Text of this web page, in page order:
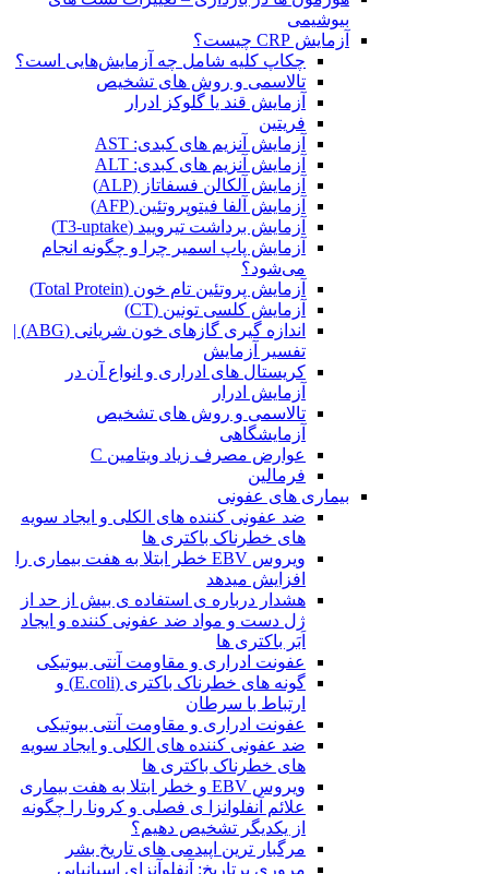
بیوشیمی
آزمایش CRP چیست؟
چکاپ کلیه شامل چه آزمایش‌هایی است؟
تالاسمی و روش های تشخیص
آزمایش قند یا گلوکز ادرار
فریتین
آزمایش آنزیم های کبدی: AST
آزمایش آنزیم های کبدی: ALT
آزمایش آلکالن فسفاتاز (ALP)
آزمایش آلفا فیتوپروتئین (AFP)
آزمایش برداشت تیرویید (T3-uptake)
آزمایش پاپ اسمیر چرا و چگونه انجام
می‌شود؟
آزمایش پروتئین تام خون (Total Protein)
آزمایش کلسی تونین (CT)
اندازه گیری گازهای خون شریانی (ABG) |
تفسیر آزمایش
کریستال ‌های ادراری و انواع آن در
آزمایش ادرار
تالاسمی و روش های تشخیص
آزمایشگاهی
عوارض مصرف زیاد ویتامین C
فرمالین
بیماری های عفونی
ضد عفونی کننده های الکلی و ایجاد سویه
های خطرناک باکتری ها
ویروس EBV خطر ابتلا به هفت بیماری را
افزایش میدهد
هشدار درباره ی استفاده ی بیش از حد از
ژل دست و مواد ضد عفونی کننده و ایجاد
اَبَر باکتری ها
عفونت ادراری و مقاومت آنتی بیوتیکی
گونه های خطرناک باکتری (E.coli) و
ارتباط با سرطان
عفونت ادراری و مقاومت آنتی بیوتیکی
ضد عفونی کننده های الکلی و ایجاد سویه
های خطرناک باکتری ها
ویروس EBV و خطر ابتلا به هفت بیماری
علائم آنفلوانزا ی فصلی و کرونا را چگونه
از یکدیگر تشخیص دهیم؟
مرگبار ترین اپیدمی های تاریخ بشر
مروری برتاریخ: آنفلوآنزای اسپانیایی